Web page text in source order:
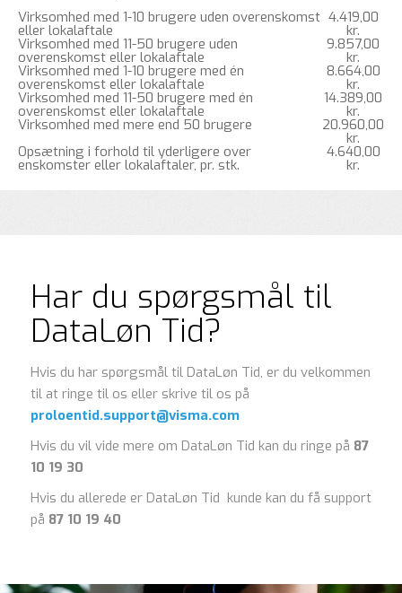
Virksomhed med 1-10 brugere uden overenskomst
eller lokalaftale
4.419,00
kr.
Virksomhed med 11-50 brugere uden
overenskomst eller lokalaftale
9.857,00
kr.
Virksomhed med 1-10 brugere med én
overenskomst eller lokalaftale
8.664,00
kr.
Virksomhed med 11-50 brugere med én
overenskomst eller lokalaftale
14.389,00
kr.
Virksomhed med mere end 50 brugere 20.960,00
kr.
Opsætning i forhold til yderligere over
enskomster eller lokalaftaler, pr. stk.
4.640,00
kr.
Har du spørgsmål til
DataLøn Tid?
Hvis du har spørgsmål til DataLøn Tid, er du velkommen
til at ringe til os eller skrive til os på
proloentid.support@visma.com
Hvis du vil vide mere om DataLøn Tid kan du ringe på 87
10 19 30
Hvis du allerede er DataLøn Tid kunde kan du få support
på 87 10 19 40